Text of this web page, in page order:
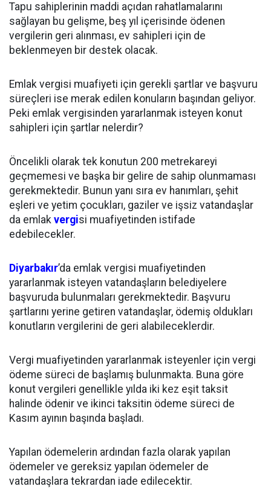
Tapu sahiplerinin maddi açıdan rahatlamalarını
sağlayan bu gelişme, beş yıl içerisinde ödenen
vergilerin geri alınması, ev sahipleri için de
beklenmeyen bir destek olacak.
Emlak vergisi muafiyeti için gerekli şartlar ve başvuru
süreçleri ise merak edilen konuların başından geliyor.
Peki emlak vergisinden yararlanmak isteyen konut
sahipleri için şartlar nelerdir?
Öncelikli olarak tek konutun 200 metrekareyi
geçmemesi ve başka bir gelire de sahip olunmaması
gerekmektedir. Bunun yanı sıra ev hanımları, şehit
eşleri ve yetim çocukları, gaziler ve işsiz vatandaşlar
da emlak vergisi muafiyetinden istifade
edebilecekler.
Diyarbakır’da emlak vergisi muafiyetinden
yararlanmak isteyen vatandaşların belediyelere
başvuruda bulunmaları gerekmektedir. Başvuru
şartlarını yerine getiren vatandaşlar, ödemiş oldukları
konutların vergilerini de geri alabileceklerdir.
Vergi muafiyetinden yararlanmak isteyenler için vergi
ödeme süreci de başlamış bulunmakta. Buna göre
konut vergileri genellikle yılda iki kez eşit taksit
halinde ödenir ve ikinci taksitin ödeme süreci de
Kasım ayının başında başladı.
Yapılan ödemelerin ardından fazla olarak yapılan
ödemeler ve gereksiz yapılan ödemeler de
vatandaşlara tekrardan iade edilecektir.